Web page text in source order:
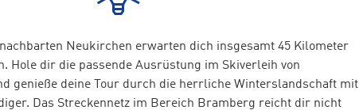
Neukirchen erwarten dich insgesamt 45 Kilometer
Hole dir die passende Ausrüstung im Skiverleih von
genieße deine Tour durch die herrliche Winterslandschaft mit
Das Streckennetz im Bereich Bramberg reicht dir nicht